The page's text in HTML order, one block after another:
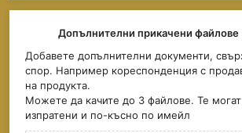
Допълнителни прикачени файлове
Добавете допълнителни документи,
спор. Например кореспонденция с
на продукта.
Можете да качите до 3 файлове. Те
изпратени и по-късно по имейл